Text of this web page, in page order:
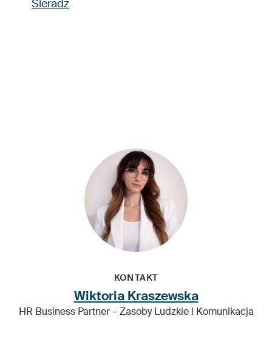
Sieradz
KONTAKT
Wiktoria Kraszewska
HR Business Partner – Zasoby Ludzkie i Komunikacja